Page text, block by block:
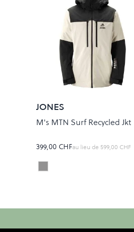
JONES
M's MTN Surf Recycled Jkt
399,00 CHFau lieu de 599,00 CHF
Colour
MINERAL/GRAY